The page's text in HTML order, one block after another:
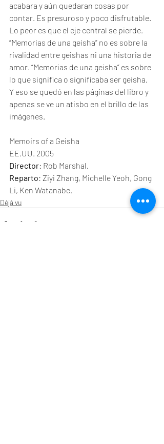
acabara y aún quedaran cosas por
contar. Es presuroso y poco disfrutable.
Lo peor es que el eje central se pierde.
“Memorias de una geisha” no es sobre la
rivalidad entre geishas ni una historia de
amor. “Memorias de una geisha” es sobre
lo que significa o significaba ser geisha.
Y eso se quedó en las páginas del libro y
apenas se ve un atisbo en el brillo de las
imágenes.
Memoirs of a Geisha
EE.UU. 2005
Director: Rob Marshal.
Reparto: Ziyi Zhang, Michelle Yeoh, Gong
Li, Ken Watanabe.
Déjà vu